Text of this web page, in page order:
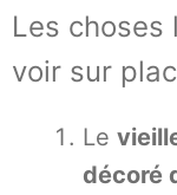
Les choses
voir sur
Le
décoré